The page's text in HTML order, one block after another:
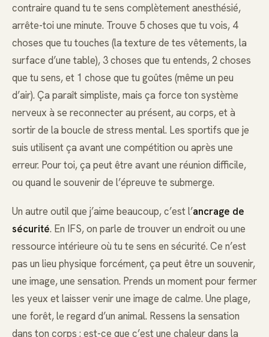
contraire quand tu te sens complètement anesthésié,
arrête-toi une minute. Trouve 5 choses que tu vois, 4
choses que tu touches (la texture de tes vêtements, la
surface d’une table), 3 choses que tu entends, 2 choses
que tu sens, et 1 chose que tu goûtes (même un peu
d’air). Ça paraît simpliste, mais ça force ton système
nerveux à se reconnecter au présent, au corps, et à
sortir de la boucle de stress mental. Les sportifs que je
suis utilisent ça avant une compétition ou après une
erreur. Pour toi, ça peut être avant une réunion difficile,
ou quand le souvenir de l’épreuve te submerge.
Un autre outil que j’aime beaucoup, c’est l’ancrage de
sécurité. En IFS, on parle de trouver un endroit ou une
ressource intérieure où tu te sens en sécurité. Ce n’est
pas un lieu physique forcément, ça peut être un souvenir,
une image, une sensation. Prends un moment pour fermer
les yeux et laisser venir une image de calme. Une plage,
une forêt, le regard d’un animal. Ressens la sensation
dans ton corps : est-ce que c’est une chaleur dans la